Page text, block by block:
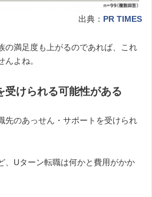
出典： PR TIMES
の満足度も上がるのであれば、これ
よね。
受けられる可能性がある
先のあっせん・サポートを受けられ
、Uターン転職は何かと費用がかか